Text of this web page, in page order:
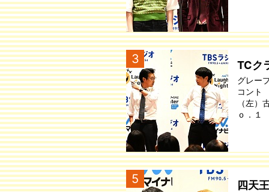
3 TCク
グレー
コント
（左
ｏ．１
5 四天王